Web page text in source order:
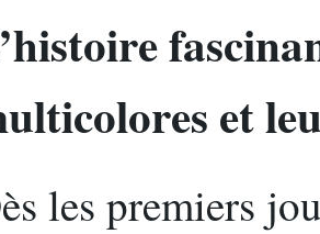
et
les premiers